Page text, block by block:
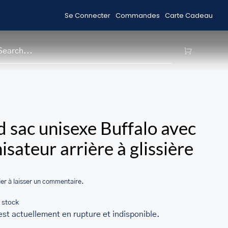
Acheter des Articles en Solde
Se Connecter Commandes Carte Cadeau
content/themes/Avada/
woocommerce.php
sac unisexe Buffalo avec
arrière à glissière
à laisser un commentaire.
stock
actuellement en rupture et indisponible.